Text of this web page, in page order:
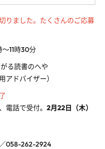
りました。たくさんのご応募
～11時30分
る読書のへや
ドバイザー）
電話で受付。 2月22日（木）
058-262-2924